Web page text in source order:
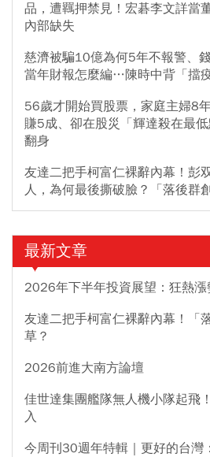
品，遭羈押禁見！宏碁李文詳當
內部缺失
慈濟被騙10億為何5年不報警、
當年財報怎麼編…陳時中背「擋
56歲才開始買股票，家庭主婦8
賺5成、卻在股災「輝達殺在最
翻身
友達二把手柯富仁裸辭內幕！彭
人，為何最後撕破臉？「落後群
最新文章
2026年下半年投資展望：狂熱
友達二把手柯富仁裸辭內幕！「
草？
2026前進大南方論壇
佳世達集團艦隊無人機小隊起飛
入
今周刊30週年特輯｜更好的台灣